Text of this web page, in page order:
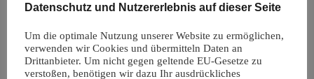
ImseVimse
Mini-Wetbag,
Bindentasche
schwarz
Slipeinlage,
schwarz,
Biobaumwolle
Datenschutz und Nutzererlebnis auf dieser Seite
Um die optimale Nutzung unserer Website zu ermöglichen,
verwenden wir Cookies und übermitteln Daten an
Drittanbieter. Um nicht gegen geltende EU-Gesetze zu
verstoßen, benötigen wir dazu Ihr ausdrückliches